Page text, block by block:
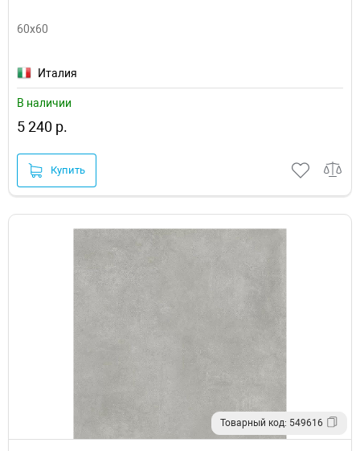
60x60
Италия
В наличии
5 240 р.
Купить
Товарный код: 549616